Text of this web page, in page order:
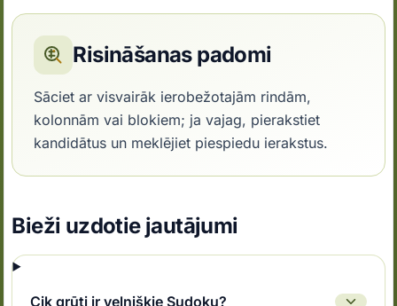
Risināšanas padomi
Sāciet ar visvairāk ierobežotajām rindām,
kolonnām vai blokiem; ja vajag, pierakstiet
kandidātus un meklējiet piespiedu ierakstus.
Bieži uzdotie jautājumi
Cik grūti ir velnišķie Sudoku?